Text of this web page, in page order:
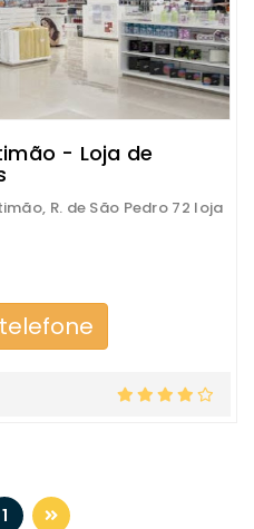
- Loja de
R. de São Pedro 72 loja
1